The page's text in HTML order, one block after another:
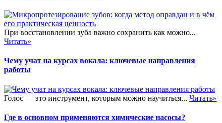
При восстановлении зуба важно сохранить как можно...
Читать»
Чему учат на курсах вокала: ключевые направления
работы
Голос — это инструмент, которым можно научиться... Читать»
Где в основном применяются химические насосы?